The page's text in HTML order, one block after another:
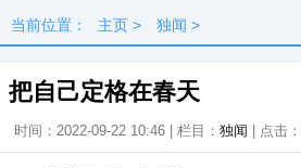
当前位置： 主页 > 独闻 >
把自己定格在春天
时间：2022-09-22 10:46 | 栏目： 独闻 | 点击：